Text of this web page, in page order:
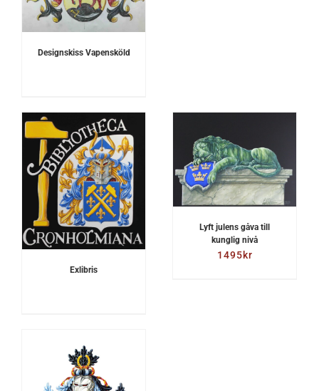
Designskiss Vapensköld
Exlibris
LÄGG TILL I
VARUKORG
DETALJER
Lyft julens gåva till
kunglig nivå
1495kr